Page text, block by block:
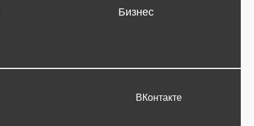
Бизнес
ВКонтакте